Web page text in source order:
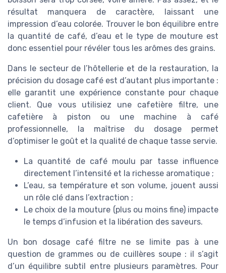
résultat manquera de caractère, laissant une
impression d’eau colorée. Trouver le bon équilibre entre
la quantité de café, d’eau et le type de mouture est
donc essentiel pour révéler tous les arômes des grains.
Dans le secteur de l’hôtellerie et de la restauration, la
précision du dosage café est d’autant plus importante :
elle garantit une expérience constante pour chaque
client. Que vous utilisiez une cafetière filtre, une
cafetière à piston ou une machine à café
professionnelle, la maîtrise du dosage permet
d’optimiser le goût et la qualité de chaque tasse servie.
La quantité de café moulu par tasse influence
directement l’intensité et la richesse aromatique ;
L’eau, sa température et son volume, jouent aussi
un rôle clé dans l’extraction ;
Le choix de la mouture (plus ou moins fine) impacte
le temps d’infusion et la libération des saveurs.
Un bon dosage café filtre ne se limite pas à une
question de grammes ou de cuillères soupe : il s’agit
d’un équilibre subtil entre plusieurs paramètres. Pour